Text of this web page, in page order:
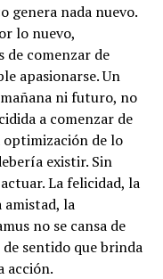
genera nada nuevo.
lo nuevo,
de comenzar de
apasionarse. Un
ni futuro, no
a comenzar de
optimización de lo
existir. Sin
La felicidad, la
la
no se cansa de
sentido que brinda
acción.